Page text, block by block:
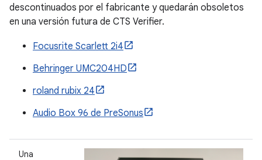
descontinuados por el fabricante y quedarán obsoletos
en una versión futura de CTS Verifier.
Focusrite Scarlett 2i4
Behringer UMC204HD
roland rubix 24
Audio Box 96 de PreSonus
Una